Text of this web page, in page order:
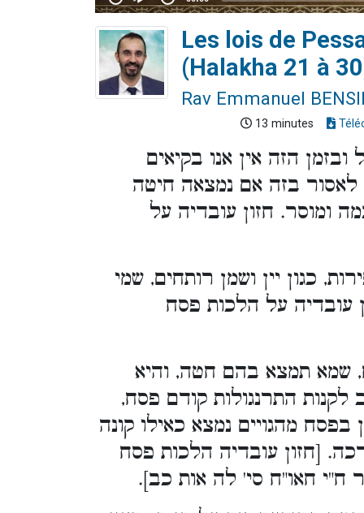
Les lois de
(Halakha 21 à
Rav Emmanuel
13 minutes
הזה אין אנו בקיאים
לאסור בזה אם נמצאה חיטה
ומוסר. חזון עובדיה על
כגון יין ושמן רותחים, שמי
עובדיה על הלכות פסח
שמא תמצא בהם חטה, והיא
לקנות התרנגולות קודם פסח,
מהגויים נמצא כאילו קונה
[חזון עובדיה הלכות פסח
ח"י חאו"ח סי' לה אות כב].